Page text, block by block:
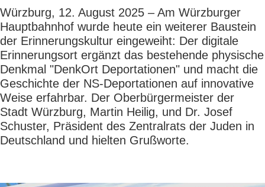
Würzburg, 12. August 2025 – Am Würzburger
Hauptbahnhof wurde heute ein weiterer Baustein
der Erinnerungskultur eingeweiht: Der digitale
Erinnerungsort ergänzt das bestehende physische
Denkmal "DenkOrt Deportationen" und macht die
Geschichte der NS-Deportationen auf innovative
Weise erfahrbar. Der Oberbürgermeister der
Stadt Würzburg, Martin Heilig, und Dr. Josef
Schuster, Präsident des Zentralrats der Juden in
Deutschland und hielten Grußworte.